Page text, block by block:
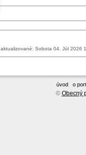
( veľkosť: 498,5 KB, aktualizované: Sobota 04. Júl
úvod o
© Obecný